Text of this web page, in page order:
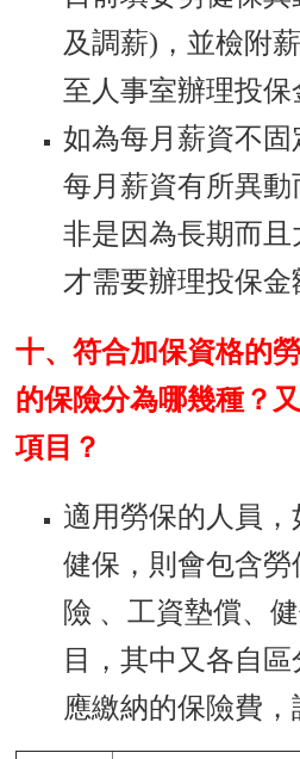
及調薪)，並檢附
至人事室辦理投保
如為每月薪資不固
每月薪資有所異
非是因為長期而且
才需要辦理投保金
十、符合加保資格的
的保險分為哪幾種？
項目？
適用勞保的人員
健保，則會包含
險 、工資墊償、
目，其中又各自
應繳納的保險費，